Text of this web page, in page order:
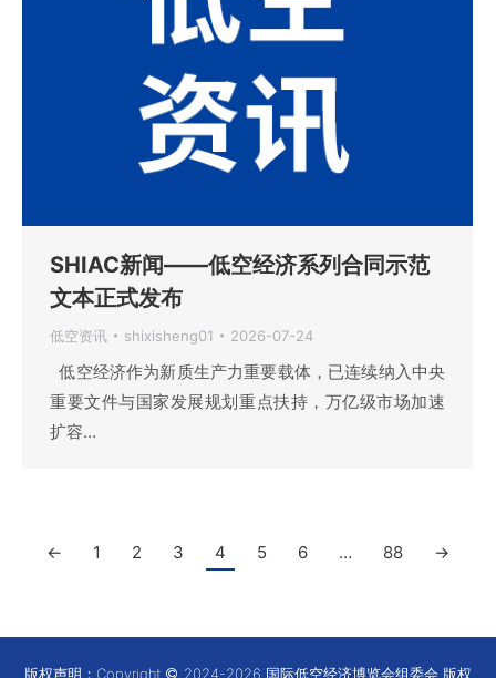
SHIAC新闻——低空经济系列合同示范
文本正式发布
低空资讯 shixisheng01 2026-07-24
低空经济作为新质生产力重要载体，已连续纳入中央
重要文件与国家发展规划重点扶持，万亿级市场加速
扩容…
← 1 2 3 4 5 6 … 88 →
版权声明：Copyright 2024-2026 国际低空经济博览会组委会 版权